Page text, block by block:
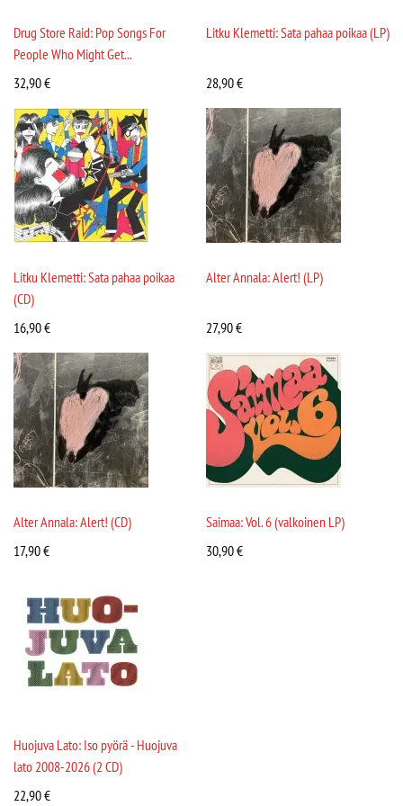
Drug Store Raid: Pop Songs For
People Who Might Get...
32,90€
Litku Klemetti: Sata pahaa poikaa (LP)
28,90€
Litku Klemetti: Sata pahaa poikaa
(CD)
16,90€
Alter Annala: Alert! (LP)
27,90€
Alter Annala: Alert! (CD)
17,90€
Saimaa: Vol. 6 (valkoinen LP)
30,90€
Huojuva Lato: Iso pyörä - Huojuva
lato 2008-2026 (2 CD)
22,90€